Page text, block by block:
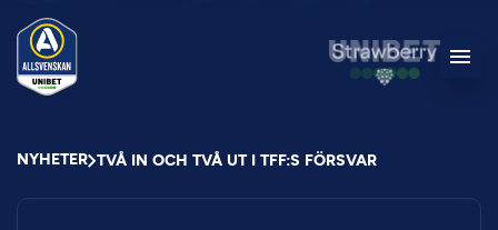
NYHETER TVÅ IN OCH TVÅ UT I TFF:S FÖRSVAR